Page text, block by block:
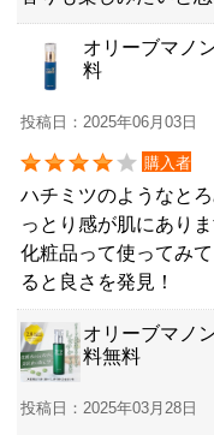
オリーブマノ
料
投稿日：2025年06月03日
購入者
ハチミツのようなと
っとり感が肌にあり
化粧品って使ってみ
ると良さを発見！
オリーブマノ
料無料
投稿日：2025年03月28日